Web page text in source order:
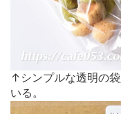
↑シンプルな透明の
いる。